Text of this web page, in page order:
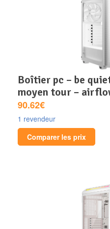
boîtier pc – be quiet! – pure base 501 –
moyen tour –
90.62€
1 revendeur
Comparer les prix